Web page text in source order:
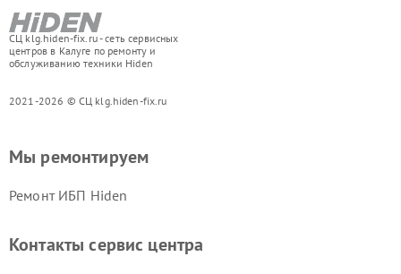
СЦ klg.hiden-fix.ru - сеть сервисных
центров в Калуге по ремонту и
обслуживанию техники Hiden
2021-2026 © СЦ klg.hiden-fix.ru
Мы ремонтируем
Ремонт ИБП Hiden
Контакты сервис центра